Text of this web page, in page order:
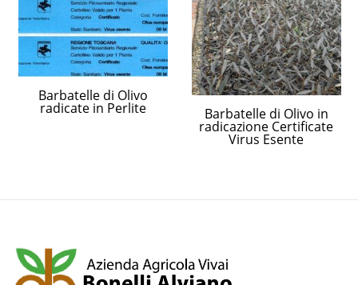
Barbatelle di Olivo
radicate in Perlite Barbatelle di Olivo in
radicazione Certificate
Virus Esente